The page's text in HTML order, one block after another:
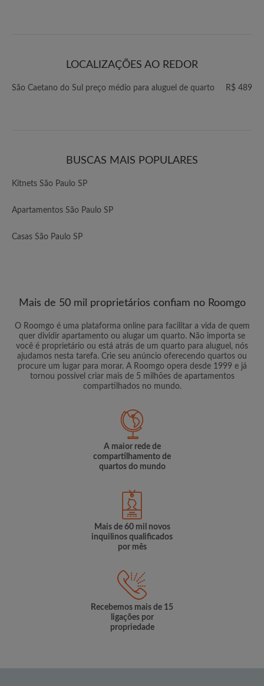
LOCALIZAÇÕES AO REDOR
São Caetano do Sul preço médio para aluguel de quarto R$ 489
BUSCAS MAIS POPULARES
Kitnets São Paulo SP
Apartamentos São Paulo SP
Casas São Paulo SP
Mais de 50 mil proprietários confiam no Roomgo
O Roomgo é uma plataforma online para facilitar a vida de quem
quer dividir apartamento ou alugar um quarto. Não importa se
você é proprietário ou está atrás de um quarto para aluguel, nós
ajudamos nesta tarefa. Crie seu anúncio oferecendo quartos ou
procure um lugar para morar. A Roomgo opera desde 1999 e já
tornou possível criar mais de 5 milhões de apartamentos
compartilhados no mundo.
A maior rede de
compartilhamento de
quartos do mundo
Mais de 60 mil novos
inquilinos qualificados
por mês
Recebemos mais de 15
ligações por
propriedade